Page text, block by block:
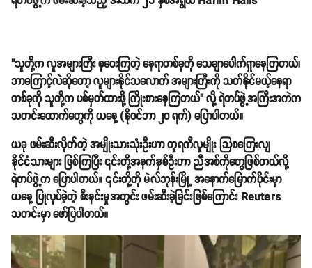
ရဲတပ်ဖွဲ့က ဖမ်းဆီးခဲ့သည့် အသက် ၂၁ နှစ်အရွယ် Hanifi Halis